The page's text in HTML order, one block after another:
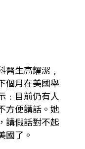
生高耀潔﹐
個月在美國舉
﹕目前仍有人
方便講話。她
講假話對不起
國了。